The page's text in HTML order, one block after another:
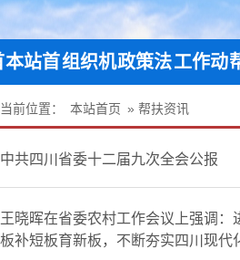
本站首
页
组织机
构
政策法
规
工作动
当前位置： 本站首页 » 帮扶资讯
中共四川省委十二届九次全会公报
王晓晖在省委农村工作会议上强调：
板补短板育新板，不断夯实四川现代